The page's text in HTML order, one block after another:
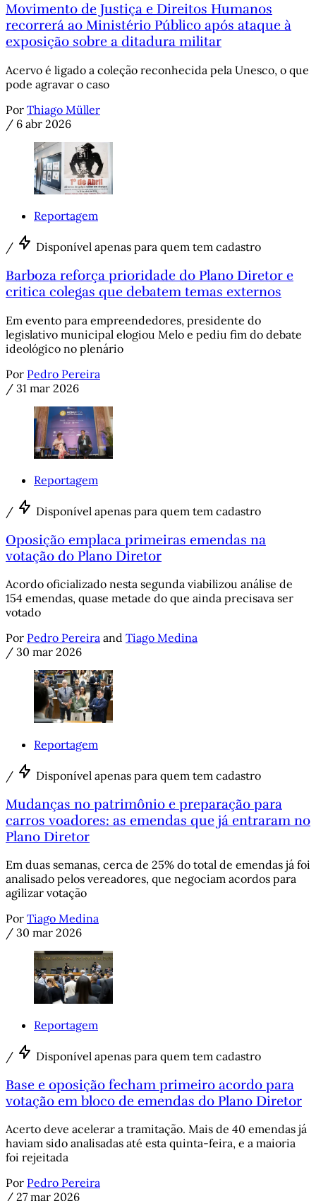
Movimento de Justiça e Direitos Humanos
recorrerá ao Ministério Público após ataque à
exposição sobre a ditadura militar
Acervo é ligado a coleção reconhecida pela Unesco, o que
pode agravar o caso
Por Thiago Müller
/ 6 abr 2026
Reportagem
/ Disponível apenas para quem tem cadastro
Barboza reforça prioridade do Plano Diretor e
critica colegas que debatem temas externos
Em evento para empreendedores, presidente do
legislativo municipal elogiou Melo e pediu fim do debate
ideológico no plenário
Por Pedro Pereira
/ 31 mar 2026
Reportagem
/ Disponível apenas para quem tem cadastro
Oposição emplaca primeiras emendas na
votação do Plano Diretor
Acordo oficializado nesta segunda viabilizou análise de
154 emendas, quase metade do que ainda precisava ser
votado
Por Pedro Pereira and Tiago Medina
/ 30 mar 2026
Reportagem
/ Disponível apenas para quem tem cadastro
Mudanças no patrimônio e preparação para
carros voadores: as emendas que já entraram no
Plano Diretor
Em duas semanas, cerca de 25% do total de emendas já foi
analisado pelos vereadores, que negociam acordos para
agilizar votação
Por Tiago Medina
/ 30 mar 2026
Reportagem
/ Disponível apenas para quem tem cadastro
Base e oposição fecham primeiro acordo para
votação em bloco de emendas do Plano Diretor
Acerto deve acelerar a tramitação. Mais de 40 emendas já
haviam sido analisadas até esta quinta-feira, e a maioria
foi rejeitada
Por Pedro Pereira
/ 27 mar 2026